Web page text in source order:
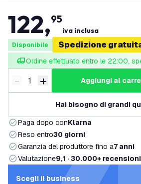
122,95
iva inclusa
Disponibile Spedizione
Ordine effettuato entro le 22:00,
Riduci quantità
- Aumenta quantità
+ aggiungi al
Hai bisogno di grandi
Paga dopo conKlarna
Reso entro30 giorni
Garanzia del produttore fino a7 anni
Valutazione9,1 · 30.000+ recensioni
Scegli il business